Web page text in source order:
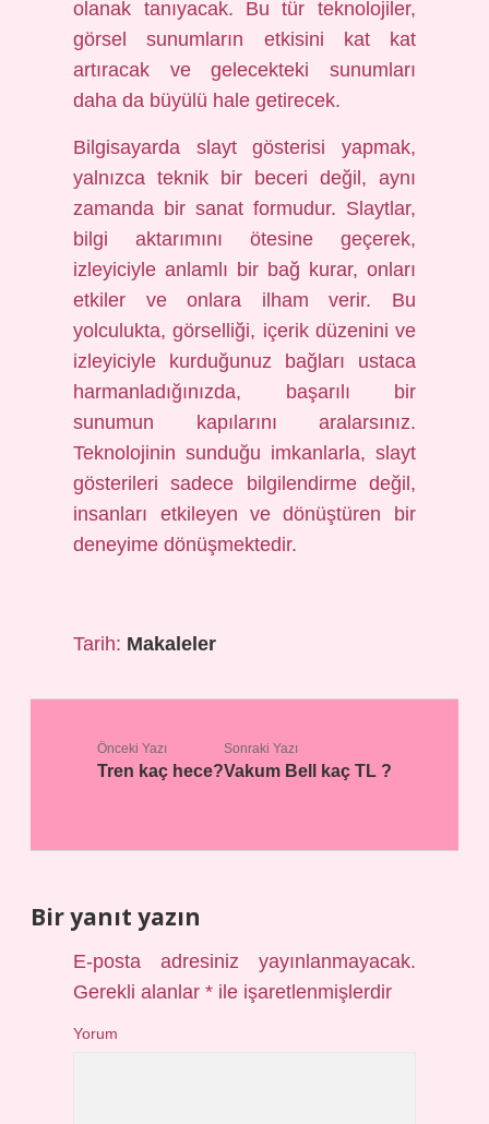
olanak tanıyacak. Bu tür teknolojiler,
görsel sunumların etkisini kat kat
artıracak ve gelecekteki sunumları
daha da büyülü hale getirecek.
Bilgisayarda slayt gösterisi yapmak,
yalnızca teknik bir beceri değil, aynı
zamanda bir sanat formudur. Slaytlar,
bilgi aktarımını ötesine geçerek,
izleyiciyle anlamlı bir bağ kurar, onları
etkiler ve onlara ilham verir. Bu
yolculukta, görselliği, içerik düzenini ve
izleyiciyle kurduğunuz bağları ustaca
harmanladığınızda, başarılı bir
sunumun kapılarını aralarsınız.
Teknolojinin sunduğu imkanlarla, slayt
gösterileri sadece bilgilendirme değil,
insanları etkileyen ve dönüştüren bir
deneyime dönüşmektedir.
Tarih: Makaleler
Önceki Yazı
Tren kaç hece?
Sonraki Yazı
Vakum Bell kaç TL ?
Bir yanıt yazın
E-posta adresiniz yayınlanmayacak.
Gerekli alanlar* ile işaretlenmişlerdir
Yorum